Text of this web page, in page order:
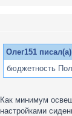
Олег151
бюджетность
Как минимум
настройками